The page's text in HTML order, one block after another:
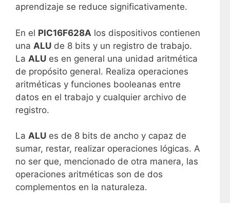
aprendizaje se reduce significativamente.
En el PIC16F628A los dispositivos contienen
una ALU de 8 bits y un registro de trabajo.
La ALU es en general una unidad aritmética
de propósito general. Realiza operaciones
aritméticas y funciones booleanas entre
datos en el trabajo y cualquier archivo de
registro.
La ALU es de 8 bits de ancho y capaz de
sumar, restar, realizar operaciones lógicas. A
no ser que, mencionado de otra manera, las
operaciones aritméticas son de dos
complementos en la naturaleza.